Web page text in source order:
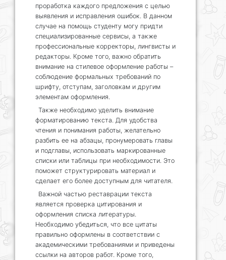
проработка каждого предложения с целью
выявления и исправления ошибок. В данном
случае на помощь студенту могу придти
специализированные сервисы, а также
профессиональные корректоры, лингвисты и
редакторы. Кроме того, важно обратить
внимание на стилевое оформление работы –
соблюдение формальных требований по
шрифту, отступам, заголовкам и другим
элементам оформления.
Также необходимо уделить внимание
форматированию текста. Для удобства
чтения и понимания работы, желательно
разбить ее на абзацы, пронумеровать главы
и подглавы, использовать маркированные
списки или таблицы при необходимости. Это
поможет структурировать материал и
сделает его более доступным для читателя.
Важной частью реставрации текста
является проверка цитирования и
оформления списка литературы.
Необходимо убедиться, что все цитаты
правильно оформлены в соответствии с
академическими требованиями и приведены
ссылки на авторов работ. Кроме того,